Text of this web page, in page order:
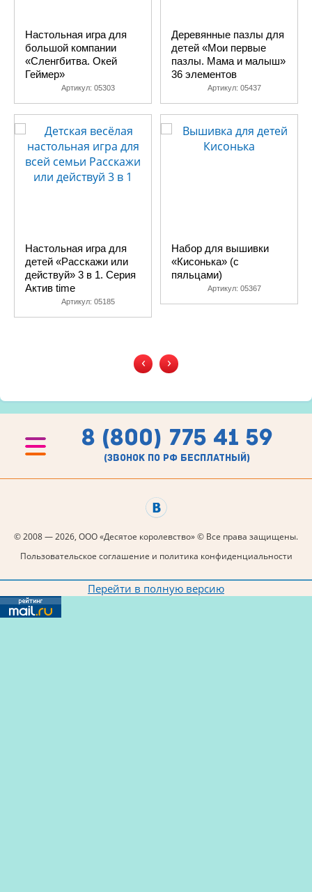
Настольная игра для
большой компании
«Сленгбитва. Окей
Геймер»
Артикул: 05303
Настольная игра для
детей «Расскажи или
действуй» 3 в 1. Серия
Актив time
Артикул: 05185
Деревянные пазлы для
детей «Мои первые
пазлы. Мама и малыш»
36 элементов
Артикул: 05437
Набор для вышивки
«Кисонька» (с
пяльцами)
Артикул: 05367
‹ ›
8 (800) 775 41 59
(звонок по рф бесплатный)
© 2008 — 2026, ООО «Десятое королевство» © Все права защищены.
Пользовательское соглашение и политика конфиденциальности
Перейти в полную версию